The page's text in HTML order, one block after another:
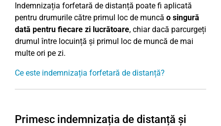
Indemnizația forfetară de distanță poate fi aplicată
pentru drumurile către primul loc de muncă o singură
dată pentru fiecare zi lucrătoare, chiar dacă parcurgeți
drumul între locuință și primul loc de muncă de mai
multe ori pe zi.
Ce este indemnizația forfetară de distanță?
Primesc indemnizația de distanță și